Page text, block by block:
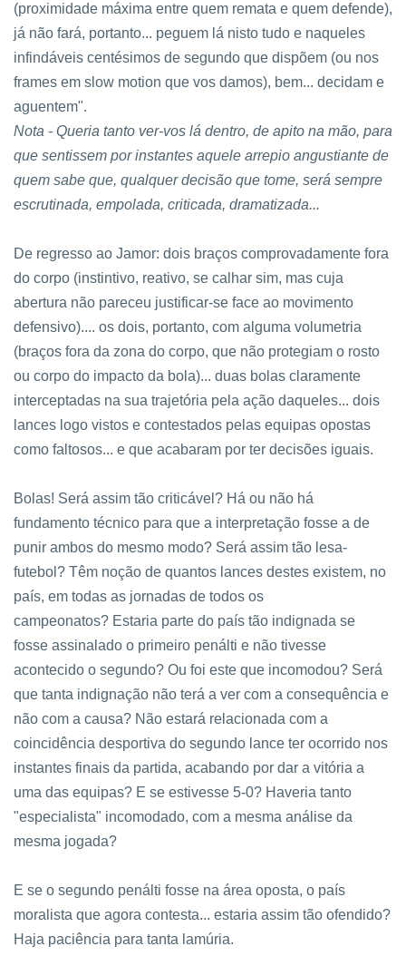
(proximidade máxima entre quem remata e quem defende),
já não fará, portanto... peguem lá nisto tudo e naqueles
infindáveis centésimos de segundo que dispõem (ou nos
frames em slow motion que vos damos), bem... decidam e
aguentem".
Nota - Queria tanto ver-vos lá dentro, de apito na mão, para
que sentissem por instantes aquele arrepio angustiante de
quem sabe que, qualquer decisão que tome, será sempre
escrutinada, empolada, criticada, dramatizada...
De regresso ao Jamor: dois braços comprovadamente fora
do corpo (instintivo, reativo, se calhar sim, mas cuja
abertura não pareceu justificar-se face ao movimento
defensivo).... os dois, portanto, com alguma volumetria
(braços fora da zona do corpo, que não protegiam o rosto
ou corpo do impacto da bola)... duas bolas claramente
interceptadas na sua trajetória pela ação daqueles... dois
lances logo vistos e contestados pelas equipas opostas
como faltosos... e que acabaram por ter decisões iguais.
Bolas! Será assim tão criticável? Há ou não há
fundamento técnico para que a interpretação fosse a de
punir ambos do mesmo modo? Será assim tão lesa-
futebol? Têm noção de quantos lances destes existem, no
país, em todas as jornadas de todos os
campeonatos? Estaria parte do país tão indignada se
fosse assinalado o primeiro penálti e não tivesse
acontecido o segundo? Ou foi este que incomodou? Será
que tanta indignação não terá a ver com a consequência e
não com a causa? Não estará relacionada com a
coincidência desportiva do segundo lance ter ocorrido nos
instantes finais da partida, acabando por dar a vitória a
uma das equipas? E se estivesse 5-0? Haveria tanto
"especialista" incomodado, com a mesma análise da
mesma jogada?
E se o segundo penálti fosse na área oposta, o país
moralista que agora contesta... estaria assim tão ofendido?
Haja paciência para tanta lamúria.